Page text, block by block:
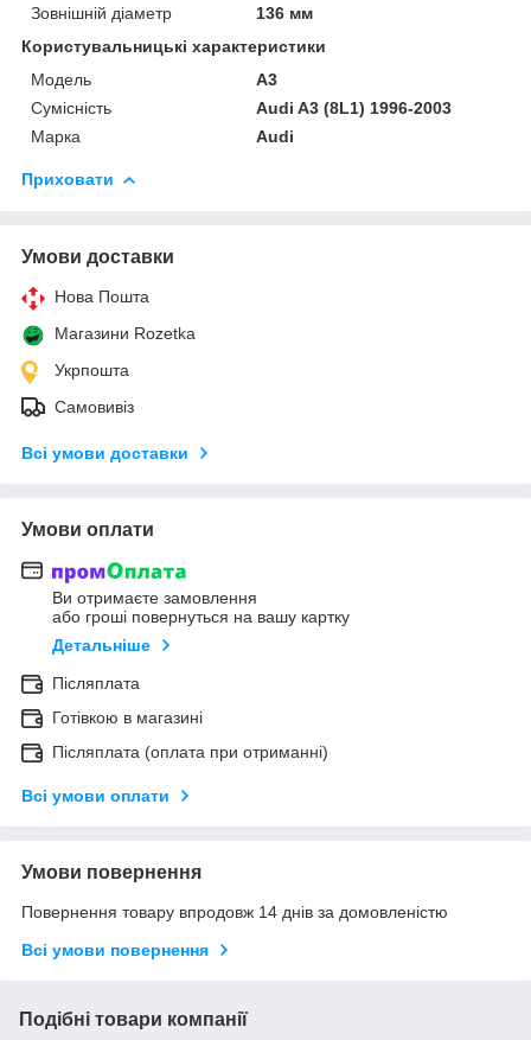
Зовнішній діаметр
136 мм
Користувальницькі характеристики
Модель
A3
Сумісність
Audi A3 (8L1) 1996-2003
Марка
Audi
Приховати
Умови доставки
Нова Пошта
Магазини Rozetka
Укрпошта
Самовивіз
Всі умови доставки
Умови оплати
Ви отримаєте замовлення
або гроші повернуться на вашу картку
Детальніше
Післяплата
Готівкою в магазині
Післяплата (оплата при отриманні)
Всі умови оплати
Умови повернення
Повернення товару впродовж 14 днів за домовленістю
Всі умови повернення
Подібні товари компанії